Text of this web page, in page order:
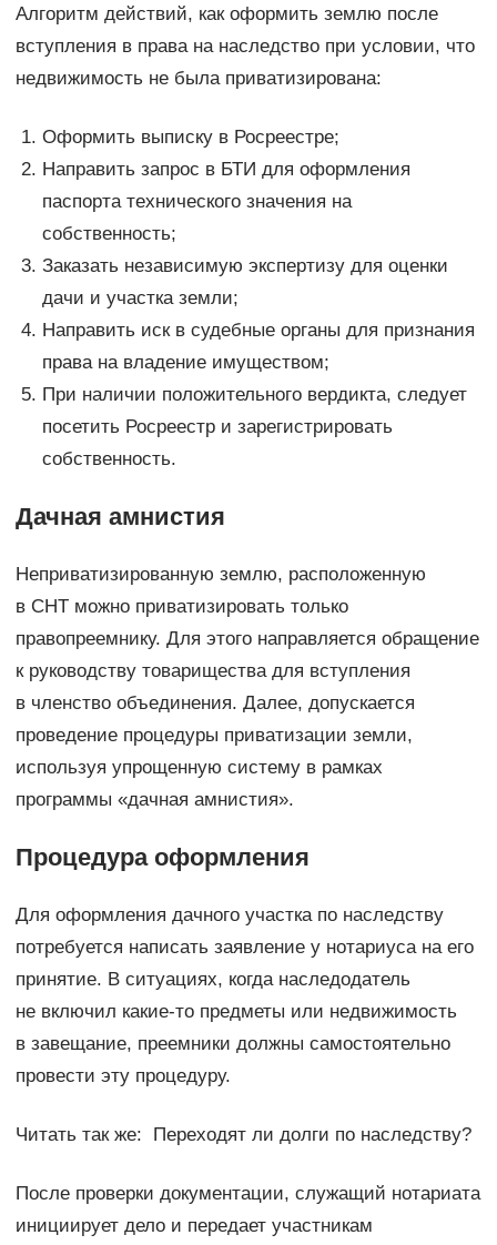
Алгоритм действий, как оформить землю после
вступления в права на наследство при условии, что
недвижимость не была приватизирована:
Оформить выписку в Росреестре;
Направить запрос в БТИ для оформления
паспорта технического значения на
собственность;
Заказать независимую экспертизу для оценки
дачи и участка земли;
Направить иск в судебные органы для признания
права на владение имуществом;
При наличии положительного вердикта, следует
посетить Росреестр и зарегистрировать
собственность.
Дачная амнистия
Неприватизированную землю, расположенную
в СНТ можно приватизировать только
правопреемнику. Для этого направляется обращение
к руководству товарищества для вступления
в членство объединения. Далее, допускается
проведение процедуры приватизации земли,
используя упрощенную систему в рамках
программы «дачная амнистия».
Процедура оформления
Для оформления дачного участка по наследству
потребуется написать заявление у нотариуса на его
принятие. В ситуациях, когда наследодатель
не включил какие-то предметы или недвижимость
в завещание, преемники должны самостоятельно
провести эту процедуру.
Читать так же: ​​Переходят ли долги по наследству?
После проверки документации, служащий нотариата
инициирует дело и передает участникам